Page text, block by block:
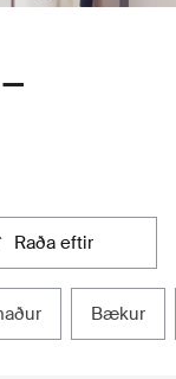
raða eftir
bækur